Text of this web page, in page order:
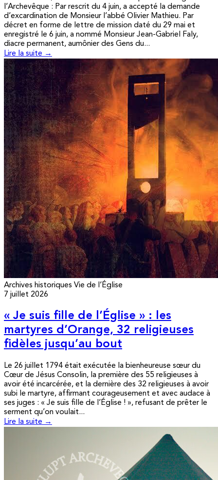
l’Archevêque : Par rescrit du 4 juin, a accepté la demande
d’excardination de Monsieur l’abbé Olivier Mathieu. Par
décret en forme de lettre de mission daté du 29 mai et
enregistré le 6 juin, a nommé Monsieur Jean-Gabriel Faly,
diacre permanent, aumônier des Gens du...
Lire la suite →
Archives historiques Vie de l’Église
7 juillet 2026
« Je suis fille de l’Église » : les
martyres d’Orange, 32 religieuses
fidèles jusqu’au bout
Le 26 juillet 1794 était exécutée la bienheureuse sœur du
Cœur de Jésus Consolin, la première des 55 religieuses à
avoir été incarcérée, et la dernière des 32 religieuses à avoir
subi le martyre, affirmant courageusement et avec audace à
ses juges : « Je suis fille de l’Église ! », refusant de prêter le
serment qu’on voulait...
Lire la suite →